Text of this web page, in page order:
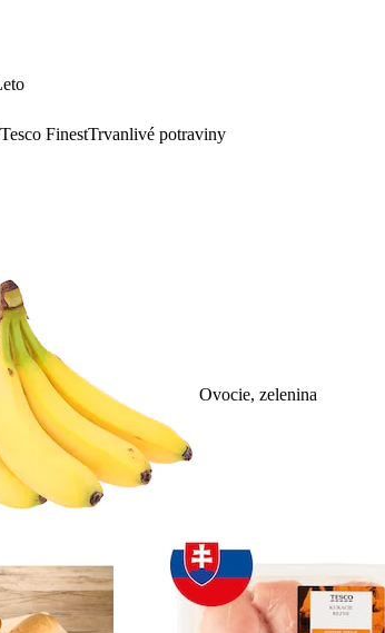
Tesco FinestTrvanlivé potraviny
Ovocie, zelenina